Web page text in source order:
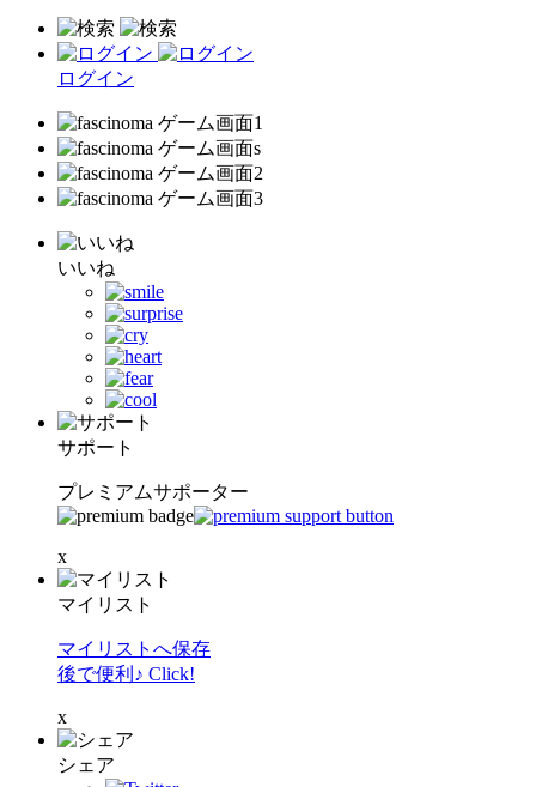
ログイン
いいね
サポート
プレミアムサポーター
x
マイリスト
マイリストへ保存
後で便利♪ Click!
x
シェア